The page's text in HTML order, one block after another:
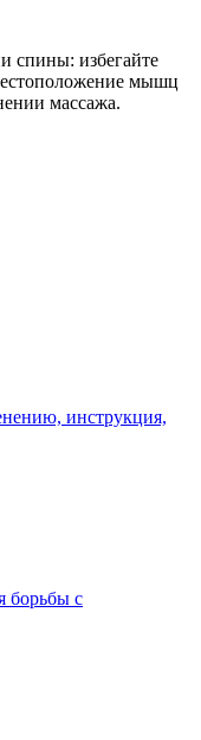
спины: избегайте
мышц
массажа.
инструкция,
борьбы с